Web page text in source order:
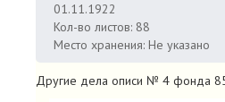
01.11.1922
Кол-во листов: 88
Место хранения: Не указано
Другие дела описи № 4 фонда